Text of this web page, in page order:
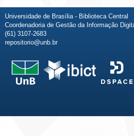
Universidade de Brasília - Biblioteca Central
Coordenadoria de Gestão da Informação
(61) 3107-2683
repositorio@unb.br